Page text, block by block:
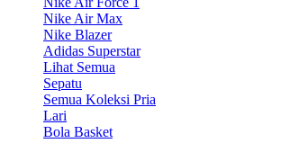
Nike Air Max
Nike Blazer
Adidas Superstar
Lihat Semua
Sepatu
Semua Koleksi Pria
Lari
Bola Basket